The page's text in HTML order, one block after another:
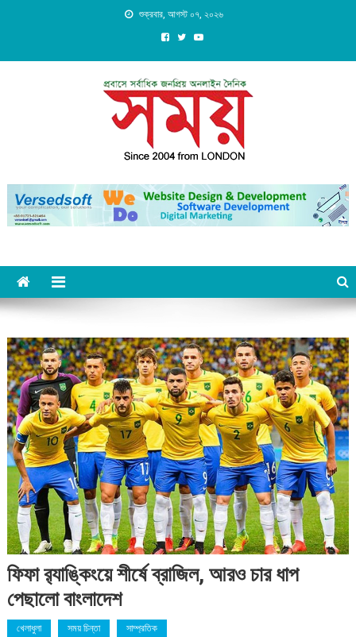
শুক্রবার, আগস্ট ০৭, ২০২৬
Daily Shomoy, Since 2004
from LONDON
ফিফা র‍্যাঙ্কিংয়ে শীর্ষে ব্রাজিল, আরও চার ধাপ
পেছালো বাংলাদেশ
খেলাধুলা সময় চিন্তা সাম্প্রতিক